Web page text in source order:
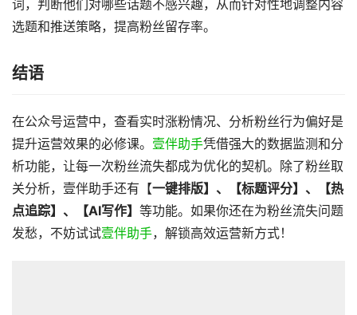
词，判断他们对哪些话题不感兴趣，从而针对性地调整内容
选题和推送策略，提高粉丝留存率。
结语
在公众号运营中，查看实时涨粉情况、分析粉丝行为偏好是
提升运营效果的必修课。 壹伴助手凭借强大的数据监测和分
析功能，让每一次粉丝流失都成为优化的契机。除了粉丝取
关分析，壹伴助手还有【一键排版】、【标题评分】、【热
点追踪】、【AI写作】 等功能。如果你还在为粉丝流失问题
发愁，不妨试试壹伴助手，解锁高效运营新方式！